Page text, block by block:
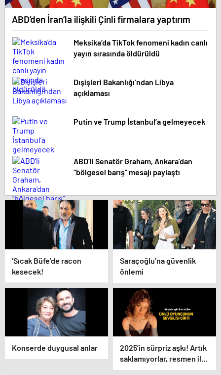
ABD’den İran’la ilişkili Çinli firmalara yaptırım
Meksika’da TikTok fenomeni kadın canlı
yayın sırasında öldürüldü
Dışişleri Bakanlığı’ndan Libya
açıklaması
Putin ve Trump İstanbul’a gelmeyecek
ABD’li Senatör Graham, Ankara’dan
“bölgesel barış” mesajı paylaştı
‘Sıcak Büfe’de racon
kesecek!
Saraçoğlu’na güvenlik
önlemi
Konserde duygusal anlar
2025’in sürpriz aşkı! Artık
saklamıyorlar, resmen ilan
ettiler